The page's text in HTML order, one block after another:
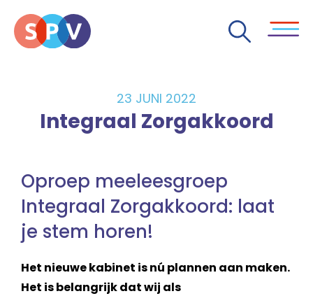
23 JUNI 2022
Integraal Zorgakkoord
Oproep meeleesgroep
Integraal Zorgakkoord: laat
je stem horen!
Het nieuwe kabinet is nú plannen aan maken.
Het is belangrijk dat wij als